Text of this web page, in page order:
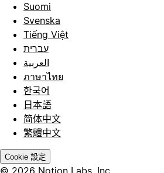
Suomi
Svenska
Tiếng Việt
עברית
العربية
ภาษาไทย
한국어
日本語
简体中文
繁體中文
Cookie 設定